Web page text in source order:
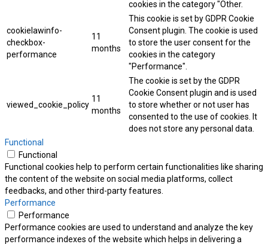
cookies in the category "Other.
cookielawinfo-
checkbox-
performance
11
months
This cookie is set by GDPR Cookie
Consent plugin. The cookie is used
to store the user consent for the
cookies in the category
"Performance".
viewed_cookie_policy
11
months
The cookie is set by the GDPR
Cookie Consent plugin and is used
to store whether or not user has
consented to the use of cookies. It
does not store any personal data.
Functional
Functional
Functional cookies help to perform certain functionalities like sharing
the content of the website on social media platforms, collect
feedbacks, and other third-party features.
Performance
Performance
Performance cookies are used to understand and analyze the key
performance indexes of the website which helps in delivering a